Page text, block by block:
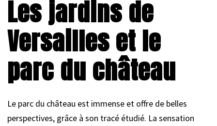
Les jardins de
Versailles et le
parc du château
Le parc du château est immense et offre de belles
perspectives, grâce à son tracé étudié. La sensation